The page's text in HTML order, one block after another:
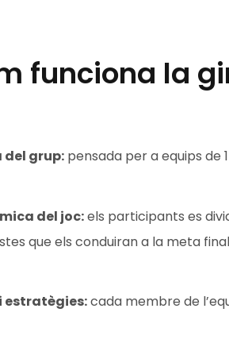
funciona la
del grup: pensada per a equips de
del joc:els participants es
que els conduiran a la meta
estratègies:cada membre de